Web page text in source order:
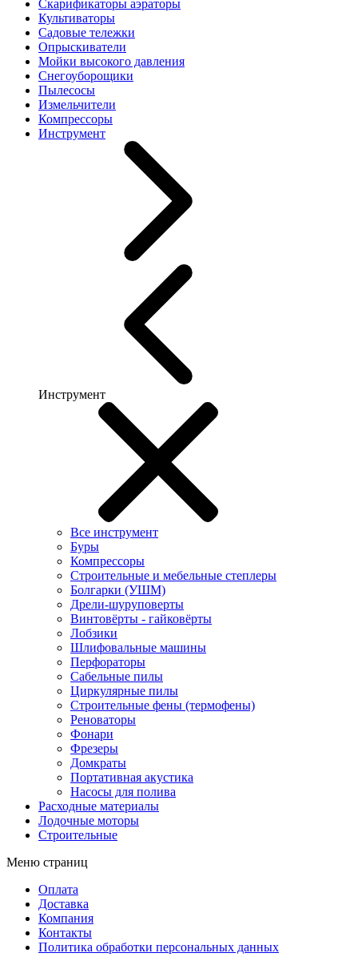
Скарификаторы аэраторы
Культиваторы
Садовые тележки
Опрыскиватели
Мойки высокого давления
Снегоуборощики
Пылесосы
Измельчители
Компрессоры
Инструмент
Инструмент
Все инструмент
Буры
Компрессоры
Строительные и мебельные степлеры
Болгарки (УШМ)
Дрели-шуруповерты
Винтовёрты - гайковёрты
Лобзики
Шлифовальные машины
Перфораторы
Сабельные пилы
Циркулярные пилы
Строительные фены (термофены)
Реноваторы
Фонари
Фрезеры
Домкраты
Портативная акустика
Насосы для полива
Расходные материалы
Лодочные моторы
Строительные
Меню страниц
Оплата
Доставка
Компания
Контакты
Политика обработки персональных данных